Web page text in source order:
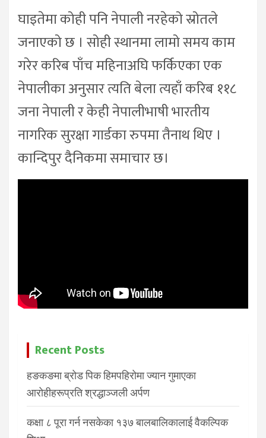
घाइतेमा कोही पनि नेपाली नरहेको स्रोतले
जनाएको छ । सोही स्थानमा लामो समय काम
गरेर करिब पाँच महिनाअघि फर्किएका एक
नेपालीका अनुसार त्यति बेला त्यहाँ करिब ११८
जना नेपाली र केही नेपालीभाषी भारतीय
नागरिक सुरक्षा गार्डका रुपमा तैनाथ थिए ।
कान्दिपुर दैनिकमा समाचार छ।
Recent Posts
हङकङमा ब्रोड पिक हिमपहिरोमा ज्यान गुमाएका
आरोहीहरूप्रति श्रद्धाञ्जली अर्पण
कक्षा ८ पूरा गर्न नसकेका १३७ बालबालिकालाई वैकल्पिक